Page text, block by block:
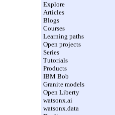
Explore
Articles
Blogs
Courses
Learning paths
Open projects
Series
Tutorials
Products
IBM Bob
Granite models
Open Liberty
watsonx.ai
watsonx.data